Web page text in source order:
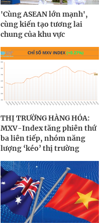
'Cùng ASEAN lớn mạnh',
cùng kiến tạo tương lai
chung của khu vực
THỊ TRƯỜNG HÀNG HÓA:
MXV-Index tăng phiên thứ
ba liên tiếp, nhóm năng
lượng ‘kéo’ thị trường